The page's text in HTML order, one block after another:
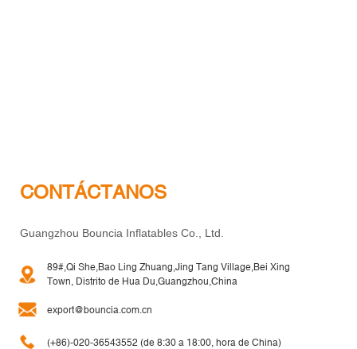
CONTÁCTANOS
Guangzhou Bouncia Inflatables Co., Ltd.
89#,Qi She,Bao Ling Zhuang,Jing Tang Village,Bei Xing
Town, Distrito de Hua Du,Guangzhou,China
export@bouncia.com.cn
(+86)-020-36543552 (de 8:30 a 18:00, hora de China)